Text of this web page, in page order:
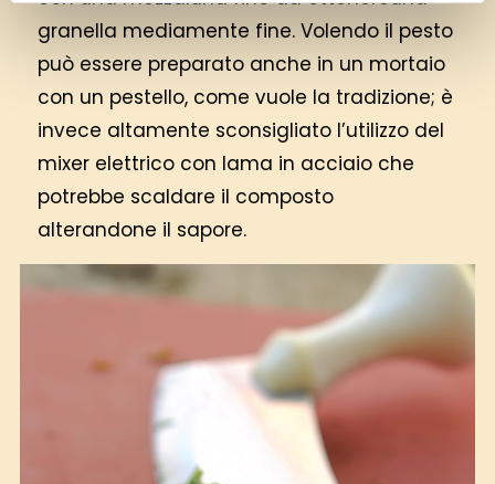
granella mediamente fine. Volendo il pesto
può essere preparato anche in un mortaio
con un pestello, come vuole la tradizione; è
invece altamente sconsigliato l’utilizzo del
mixer elettrico con lama in acciaio che
potrebbe scaldare il composto
alterandone il sapore.